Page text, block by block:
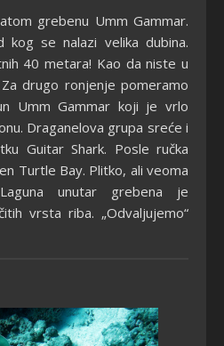
grebenu Umm Gammar.
kog se nalazi velika dubina.
40 metara! Kao da niste u
drugo ronjenje pomeramo
Umm Gammar koji je vrlo
Draganelova grupa sreće i
Guitar Shark. Posle ručka
Turtle Bay. Plitko, ali veoma
unutar grebena je
vrsta riba. „Odvaljujemo“